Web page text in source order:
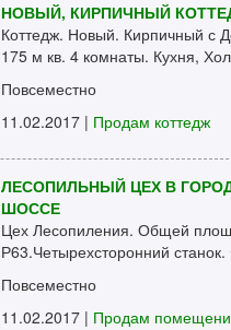
НОВЫЙ, КИРПИЧНЫЙ
Коттедж. Новый. Кирпичный с
175 м кв. 4 комнаты. Кухня,
Повсеместно
11.02.2017 | Продам коттедж
ЛЕСОПИЛЬНЫЙ ЦЕХ В
ШОССЕ
Цех Лесопиления. Общей
Р63.Четырехсторонний
Повсеместно
11.02.2017 | Продам